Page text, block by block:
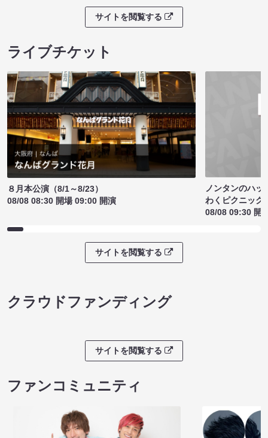
サイトを閲覧する
ライブチケット
８月本公演（8/1～8/23）
08/08 08:30 開場 09:00 開演
ノンタンのハッ
わくピクニック
08/08 09:30 開
サイトを閲覧する
クラウドファンディング
サイトを閲覧する
ファンコミュニティ